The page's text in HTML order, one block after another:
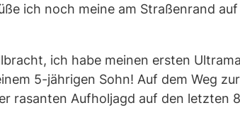
ich noch meine am Straßenrand
ich habe meinen ersten
5-jährigen Sohn! Auf dem Weg
rasanten Aufholjagd auf den letzten